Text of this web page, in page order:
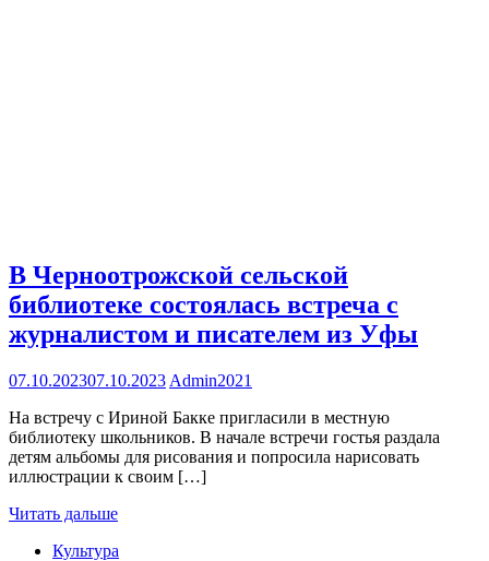
В Черноотрожской сельской
библиотеке состоялась встреча с
журналистом и писателем из Уфы
07.10.202307.10.2023 Admin2021
На встречу с Ириной Бакке пригласили в местную
библиотеку школьников. В начале встречи гостья раздала
детям альбомы для рисования и попросила нарисовать
иллюстрации к своим […]
Читать дальше
Культура